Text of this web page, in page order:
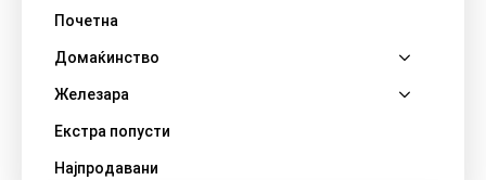
Почетна
Домаќинство
Железара
Екстра попусти
Најпродавани